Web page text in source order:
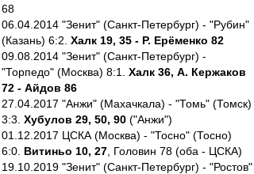
68
06.04.2014 "Зенит" (Санкт-Петербург) - "Рубин"
(Казань) 6:2. Халк 19, 35 - Р. Ерёменко 82
09.08.2014 "Зенит" (Санкт-Петербург) -
"Торпедо" (Москва) 8:1. Халк 36, А. Кержаков
72 - Айдов 86
27.04.2017 "Анжи" (Махачкала) - "Томь" (Томск)
3:3. Хубулов 29, 50, 90 ("Анжи")
01.12.2017 ЦСКА (Москва) - "Тосно" (Тосно)
6:0. Витиньо 10, 27 , Головин 78 (оба - ЦСКА)
19.10.2019 "Зенит" (Санкт-Петербург) - "Ростов"